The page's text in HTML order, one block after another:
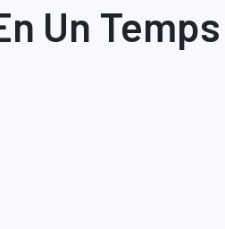
Un Temps